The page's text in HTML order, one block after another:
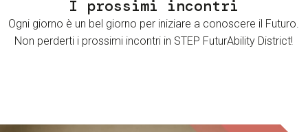
I prossimi incontri
Ogni giorno è un bel giorno per iniziare a conoscere il Futuro.
Non perderti i prossimi incontri in STEP FuturAbility District!